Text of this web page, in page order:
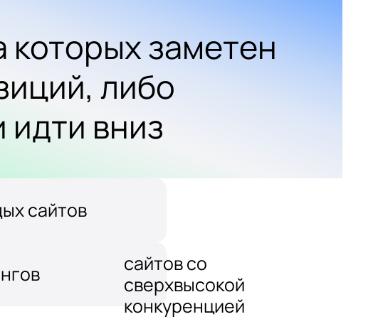
которых заметен
либо
вниз
сайтов
сайтов со
сверхвысокой
конкуренцией